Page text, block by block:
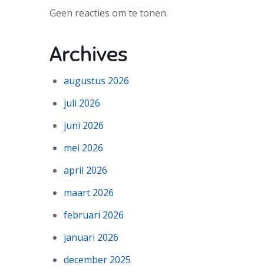
Geen reacties om te tonen.
Archives
augustus 2026
juli 2026
juni 2026
mei 2026
april 2026
maart 2026
februari 2026
januari 2026
december 2025